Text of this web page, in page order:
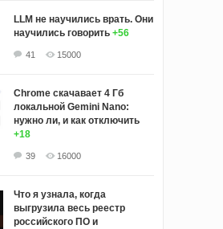
LLM не научились врать. Они
научились говорить +56
41 15000
Chrome скачавает 4 Гб
локальной Gemini Nano:
нужно ли, и как отключить
+18
39 16000
Что я узнала, когда
выгрузила весь реестр
российского ПО и